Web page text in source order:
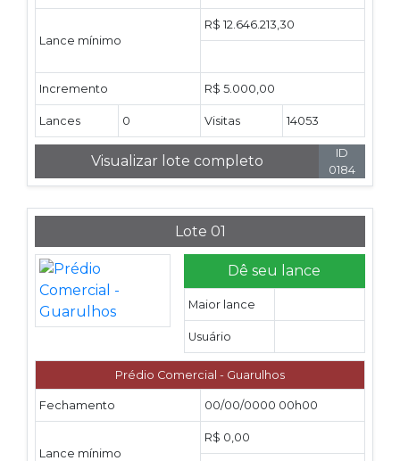
Lance mínimo
R$ 12.646.213,30
Incremento R$ 5.000,00
Lances 0 Visitas 14053
Visualizar lote completo
ID
0184
Lote 01
Dê seu lance
Maior lance
Usuário
Prédio Comercial - Guarulhos
Fechamento 00/00/0000 00h00
Lance mínimo
R$ 0,00